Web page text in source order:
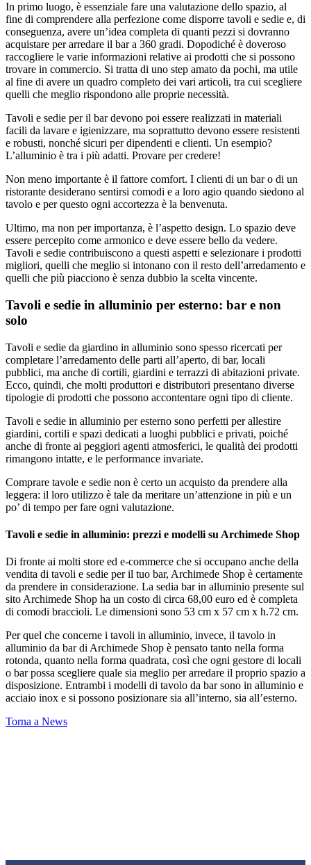
In primo luogo, è essenziale fare una valutazione dello spazio, al
fine di comprendere alla perfezione come disporre tavoli e sedie e, di
conseguenza, avere un’idea completa di quanti pezzi si dovranno
acquistare per arredare il bar a 360 gradi. Dopodiché è doveroso
raccogliere le varie informazioni relative ai prodotti che si possono
trovare in commercio. Si tratta di uno step amato da pochi, ma utile
al fine di avere un quadro completo dei vari articoli, tra cui scegliere
quelli che meglio rispondono alle proprie necessità.
Tavoli e sedie per il bar devono poi essere realizzati in materiali
facili da lavare e igienizzare, ma soprattutto devono essere resistenti
e robusti, nonché sicuri per dipendenti e clienti. Un esempio?
L’alluminio è tra i più adatti. Provare per credere!
Non meno importante è il fattore comfort. I clienti di un bar o di un
ristorante desiderano sentirsi comodi e a loro agio quando siedono al
tavolo e per questo ogni accortezza è la benvenuta.
Ultimo, ma non per importanza, è l’aspetto design. Lo spazio deve
essere percepito come armonico e deve essere bello da vedere.
Tavoli e sedie contribuiscono a questi aspetti e selezionare i prodotti
migliori, quelli che meglio si intonano con il resto dell’arredamento e
quelli che più piacciono è senza dubbio la scelta vincente.
Tavoli e sedie in alluminio per esterno: bar e non
solo
Tavoli e sedie da giardino in alluminio sono spesso ricercati per
completare l’arredamento delle parti all’aperto, di bar, locali
pubblici, ma anche di cortili, giardini e terrazzi di abitazioni private.
Ecco, quindi, che molti produttori e distributori presentano diverse
tipologie di prodotti che possono accontentare ogni tipo di cliente.
Tavoli e sedie in alluminio per esterno sono perfetti per allestire
giardini, cortili e spazi dedicati a luoghi pubblici e privati, poiché
anche di fronte ai peggiori agenti atmosferici, le qualità dei prodotti
rimangono intatte, e le performance invariate.
Comprare tavole e sedie non è certo un acquisto da prendere alla
leggera: il loro utilizzo è tale da meritare un’attenzione in più e un
po’ di tempo per fare ogni valutazione.
Tavoli e sedie in alluminio: prezzi e modelli su Archimede Shop
Di fronte ai molti store ed e-commerce che si occupano anche della
vendita di tavoli e sedie per il tuo bar, Archimede Shop è certamente
da prendere in considerazione. La sedia bar in alluminio presente sul
sito Archimede Shop ha un costo di circa 68,00 euro ed è completa
di comodi braccioli. Le dimensioni sono 53 cm x 57 cm x h.72 cm.
Per quel che concerne i tavoli in alluminio, invece, il tavolo in
alluminio da bar di Archimede Shop è pensato tanto nella forma
rotonda, quanto nella forma quadrata, così che ogni gestore di locali
o bar possa scegliere quale sia meglio per arredare il proprio spazio a
disposizione. Entrambi i modelli di tavolo da bar sono in alluminio e
acciaio inox e si possono posizionare sia all’interno, sia all’esterno.
Torna a News